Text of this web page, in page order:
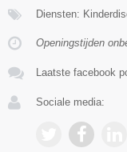
Diensten:
Openingstijden
Laatste facebook
Sociale media: